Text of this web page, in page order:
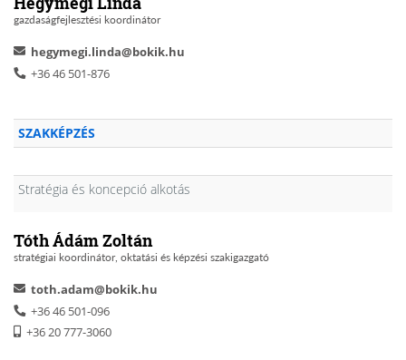
gazdaságfejlesztési koordinátor
hegymegi.linda@bokik.hu
+36 46 501-876
SZAKKÉPZÉS
Stratégia és koncepció alkotás
Tóth Ádám Zoltán
stratégiai koordinátor, oktatási és képzési szakigazgató
toth.adam@bokik.hu
+36 46 501-096
+36 20 777-3060